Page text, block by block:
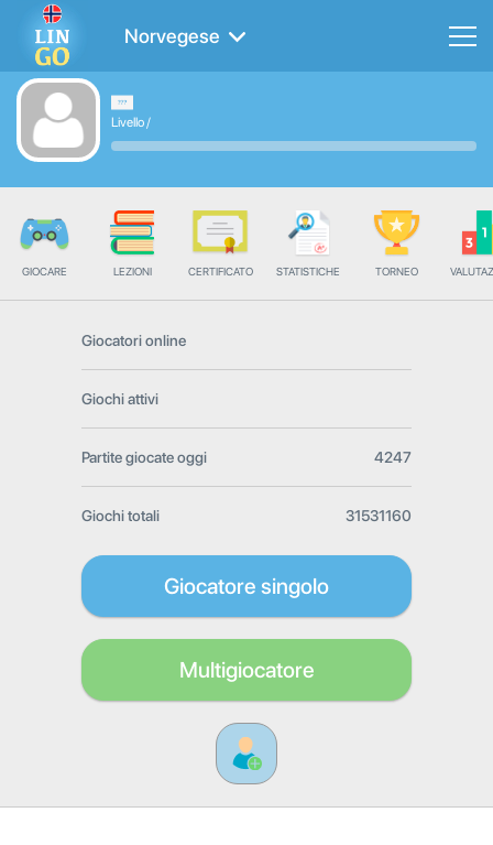
Norvegese
Livello/
GIOCARE LEZIONI CERTIFICATO STATISTICHE TORNEO
Giocatori online
Giochi attivi
Partite giocate oggi 4247
Giochi totali 31531160
Giocatore singolo
Multigiocatore